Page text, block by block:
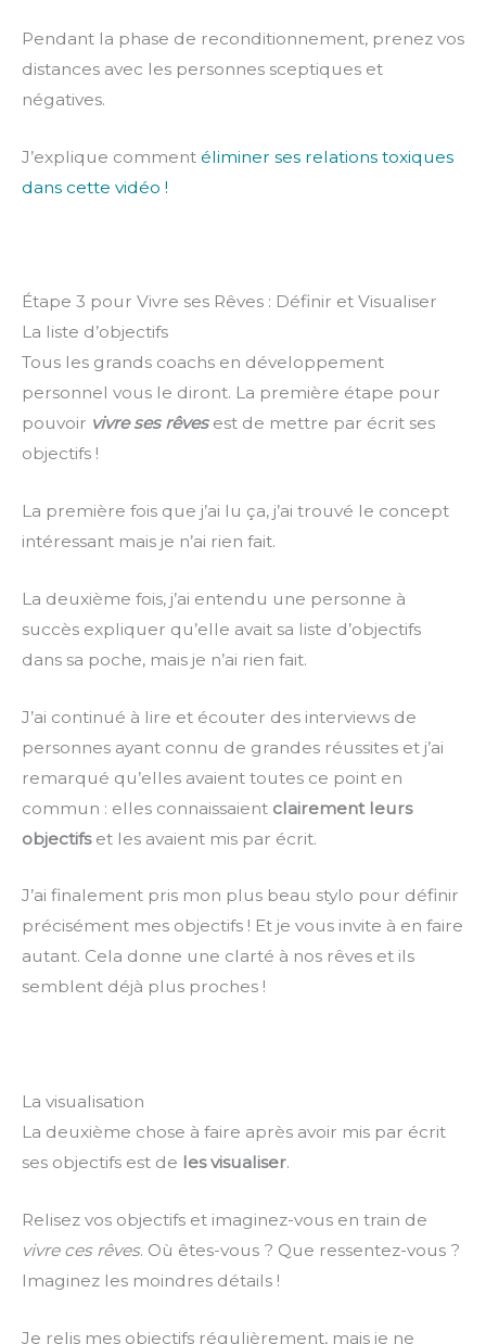
Pendant la phase de reconditionnement, prenez vos
distances avec les personnes sceptiques et
négatives.
J’explique comment éliminer ses relations toxiques
dans cette vidéo !
Étape 3 pour Vivre ses Rêves : Définir et Visualiser
La liste d’objectifs
Tous les grands coachs en développement
personnel vous le diront. La première étape pour
pouvoir vivre ses rêvesest de mettre par écrit ses
objectifs !
La première fois que j’ai lu ça, j’ai trouvé le concept
intéressant mais je n’ai rien fait.
La deuxième fois, j’ai entendu une personne à
succès expliquer qu’elle avait sa liste d’objectifs
dans sa poche, mais je n’ai rien fait.
J’ai continué à lire et écouter des interviews de
personnes ayant connu de grandes réussites et j’ai
remarqué qu’elles avaient toutes ce point en
commun : elles connaissaient clairement leurs
objectifset les avaient mis par écrit.
J’ai finalement pris mon plus beau stylo pour définir
précisément mes objectifs ! Et je vous invite à en faire
autant. Cela donne une clarté à nos rêves et ils
semblent déjà plus proches !
La visualisation
La deuxième chose à faire après avoir mis par écrit
ses objectifs est de les visualiser.
Relisez vos objectifs et imaginez-vous en train de
vivre ces rêves. Où êtes-vous ? Que ressentez-vous ?
Imaginez les moindres détails !
Je relis mes objectifs régulièrement, mais je ne